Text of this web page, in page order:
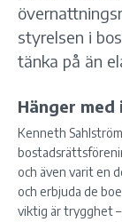
styrelsen i
tänka på än
Hänger
Kenneth
och även varit en
och erbjuda de
viktig är trygghet